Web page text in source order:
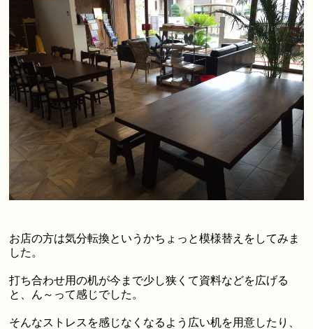
お店の方は気分転換というかちょっと模様替えをしてみま
した。
打ち合わせ用の机が今まで少し狭くて資料などを広げる
と、ん～って感じでした。
そんなストレスを感じなくなるよう広い机を用意したり、